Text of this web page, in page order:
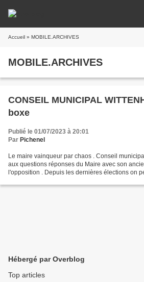
Accueil » MOBILE.ARCHIVES
MOBILE.ARCHIVES
CONSEIL MUNICIPAL
boxe
Publié le 01/07/2023 à 20:01
Par Pichenel
Le maire vainqueur par chaos . Conseil
aux questions réponses du Maire avec son
l'opposition . Depuis les dernières élections on
Hébergé par Overblog
Top articles